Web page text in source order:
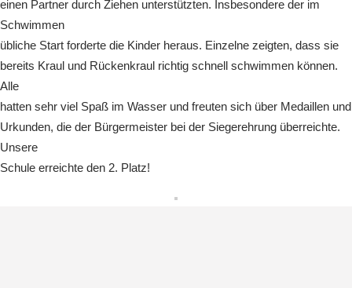
einen Partner durch Ziehen unterstützten. Insbesondere der im
Schwimmen
übliche Start forderte die Kinder heraus. Einzelne zeigten, dass sie
bereits Kraul und Rückenkraul richtig schnell schwimmen können.
Alle
hatten sehr viel Spaß im Wasser und freuten sich über Medaillen und
Urkunden, die der Bürgermeister bei der Siegerehrung überreichte.
Unsere
Schule erreichte den 2. Platz!